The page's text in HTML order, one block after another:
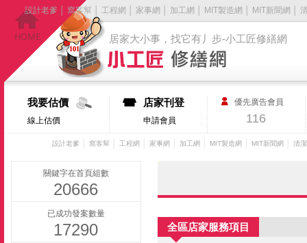
居家大小事，找它有丿步-小工匠修繕網
設計老爹 窩客幫 工程網 家事網 加工網 MIT製造網 MIT新聞網
我要估價
線上估價
店家刊登
申請會員
優先廣告會員
116
設計老爹 窩客幫 工程網 家事網 加工網 MIT製造網 MIT新聞網 清
關鍵字在首頁組數
20666
已成功發案數量
17290 全區店家服務項目